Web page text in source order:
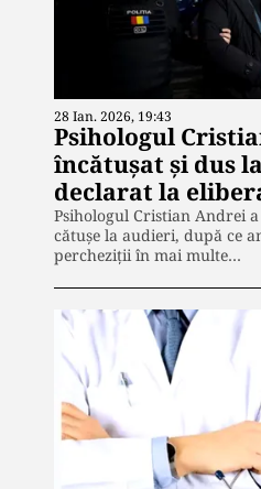
28 Ian. 2026, 19:43
Psihologul
încătușat și dus
declarat la
Psihologul Cristian Andrei
cătușe la audieri, după ce
percheziții în mai multe…